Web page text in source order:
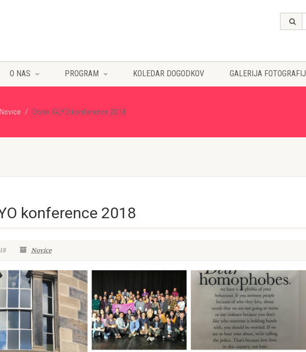
O NAS PROGRAM KOLEDAR DOGODKOV GALERIJA FOTOGRAFIJ
Novice Obisk IGLYO konference 2018
konference 2018
Novice